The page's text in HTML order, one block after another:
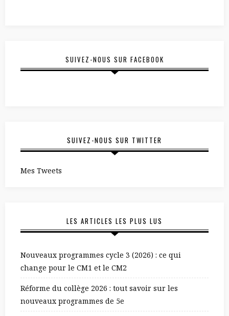
SUIVEZ-NOUS SUR FACEBOOK
SUIVEZ-NOUS SUR TWITTER
Mes Tweets
LES ARTICLES LES PLUS LUS
Nouveaux programmes cycle 3 (2026) : ce qui
change pour le CM1 et le CM2
Réforme du collège 2026 : tout savoir sur les
nouveaux programmes de 5e